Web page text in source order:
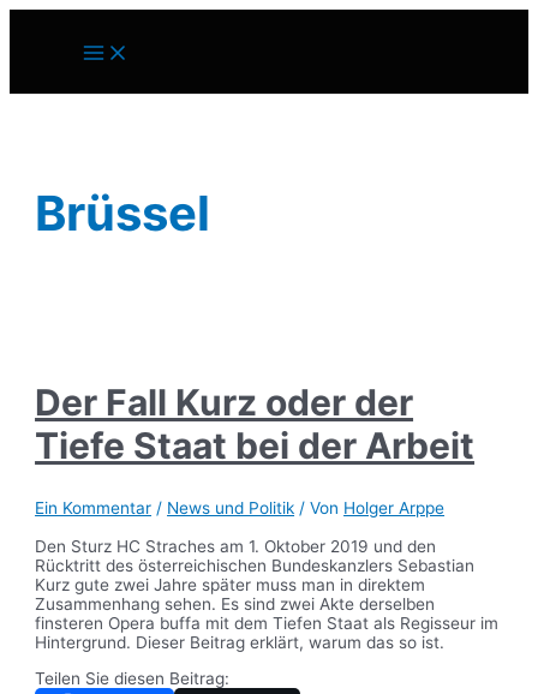
Main
Menu
Brüssel
Der Fall Kurz oder der
Tiefe Staat bei der Arbeit
Ein Kommentar / News und Politik / Von Holger Arppe
Den Sturz HC Straches am 1. Oktober 2019 und den
Rücktritt des österreichischen Bundeskanzlers Sebastian
Kurz gute zwei Jahre später muss man in direktem
Zusammenhang sehen. Es sind zwei Akte derselben
finsteren Opera buffa mit dem Tiefen Staat als Regisseur im
Hintergrund. Dieser Beitrag erklärt, warum das so ist.
Teilen Sie diesen Beitrag: